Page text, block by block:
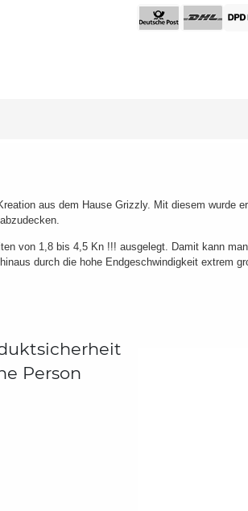
aus dem Hause Grizzly. Mit diesem wurde
von 1,8 bis 4,5 Kn !!! ausgelegt. Damit kann
durch die hohe Endgeschwindigkeit extrem
Person